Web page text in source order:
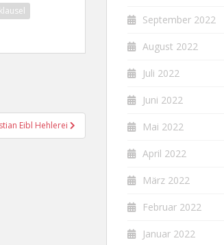
Eibl Hehlerei
September 2022
August 2022
Juli 2022
Juni 2022
Mai 2022
April 2022
März 2022
Februar 2022
Januar 2022